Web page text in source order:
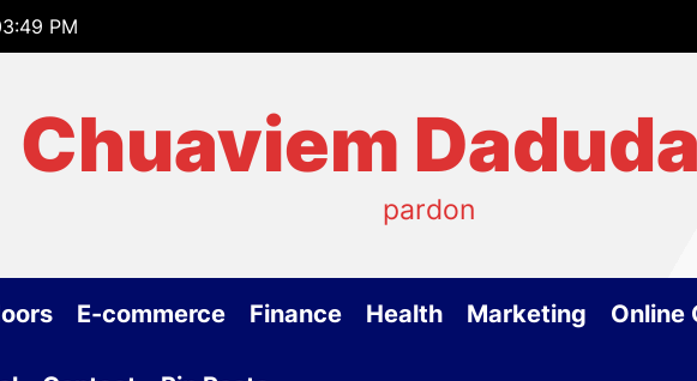
PM
Chuaviem
pardon
E-commerce Finance Health Marketing Online